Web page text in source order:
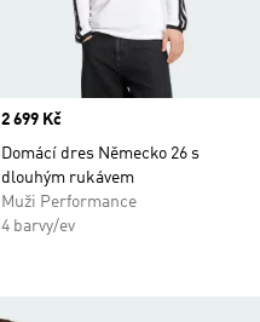
Price
2 699 Kč
Domácí dres Německo 26 s
dlouhým rukávem
Muži Performance
4 barvy/ev